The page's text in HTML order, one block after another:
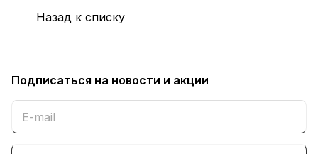
Назад к списку
Подписаться на новости и акции